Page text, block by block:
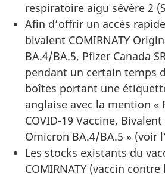
respiratoire aigu sévère 2
Afin d’offrir un accès
bivalent COMIRNATY
BA.4/BA.5, Pfizer Canada
pendant un certain temps
boîtes portant une
anglaise avec la mention «
COVID-19 Vaccine,
Omicron BA.4/BA.5 » (voir
Les stocks existants du
COMIRNATY (vaccin contre